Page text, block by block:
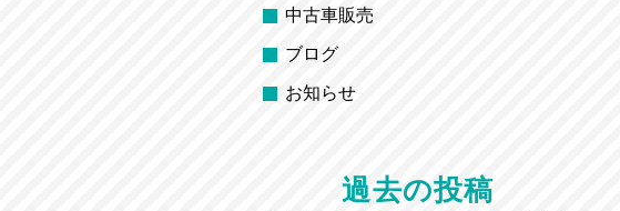
中古車販売
ブログ
お知らせ
過去の投稿